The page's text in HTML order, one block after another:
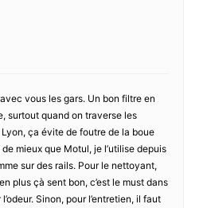
vous les gars. Un bon filtre en
surtout quand on traverse les
ça évite de foutre de la boue
mieux que Motul, je l’utilise depuis
sur des rails. Pour le nettoyant,
plus çà sent bon, c’est le must dans
Sinon, pour l’entretien, il faut